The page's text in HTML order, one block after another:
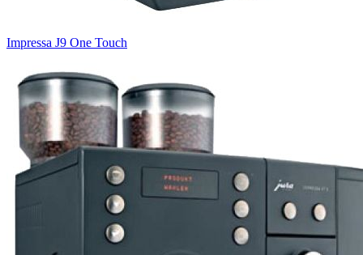
Impressa J9 One Touch